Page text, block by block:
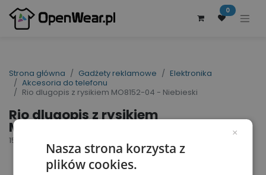
0
Strona główna Gadżety reklamowe
Elektronika
Akcesoria do telefonu
Rio dlugopis z rysikiem MO8152-04 - Niebieski
Rio dlugopis z rysikiem
MO8152-04 - Niebieski
155205
×
Nasza strona korzysta z
plików cookies.